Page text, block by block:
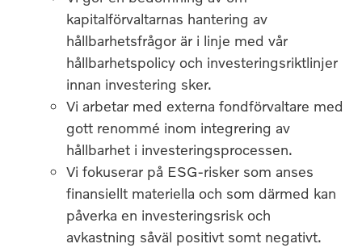
kapitalförvaltarnas hantering av
hållbarhetsfrågor är i linje med vår
hållbarhetspolicy och investeringsriktlinjer
innan investering sker.
Vi arbetar med externa fondförvaltare med
gott renommé inom integrering av
hållbarhet i investeringsprocessen.
Vi fokuserar på ESG-risker som anses
finansiellt materiella och som därmed kan
påverka en investeringsrisk och
avkastning såväl positivt somt negativt.